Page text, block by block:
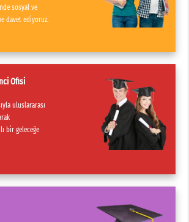
sosyal ve
davet ediyoruz.
Ofisi
uluslararası
bir geleceğe